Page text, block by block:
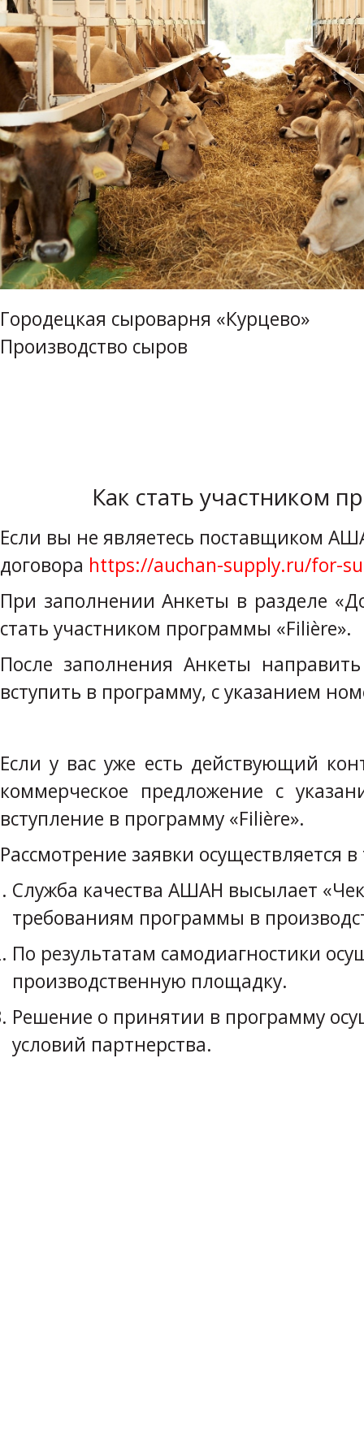
Городецкая сыроварня «Курцево»
Производство сыров
Как стать участником
Если вы не являетесь поставщиком
договора https://auchan-supply.ru/for-
При заполнении Анкеты в разделе
стать участником программы «Filière».
После заполнения Анкеты
вступить в программу, с указанием
Если у вас уже есть действующий
коммерческое предложение с
вступление в программу «Filière».
Рассмотрение заявки осуществляется
Служба качества АШАН высылает
требованиям программы в
По результатам самодиагностики
производственную площадку.
Решение о принятии в программу
условий партнерства.